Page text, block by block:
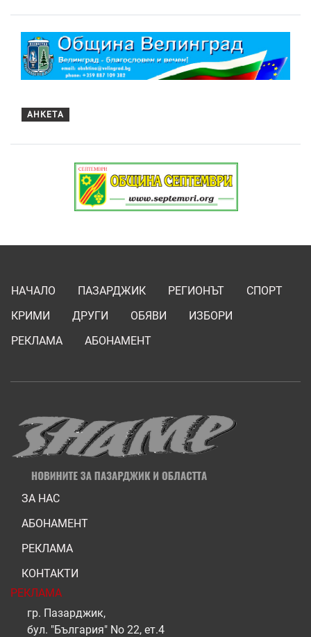
АНКЕТА
НАЧАЛО ПАЗАРДЖИК РЕГИОНЪТ
СПОРТ
КРИМИ
ДРУГИ ОБЯВИ
ИЗБОРИ
РЕКЛАМА
АБОНАМЕНТ
ЗА НАС
АБОНАМЕНТ
РЕКЛАМА
КОНТАКТИ
РЕКЛАМА
гр. Пазарджик,
бул. "България" No 22, ет.4